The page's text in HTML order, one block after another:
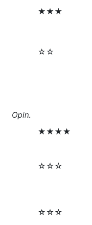
★★★
☆☆
Opin.
★★★★
☆☆☆
☆☆☆